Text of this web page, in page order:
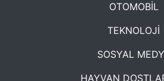
OTOMOBİL
TEKNOLOJİ
SOSYAL
HAYVAN